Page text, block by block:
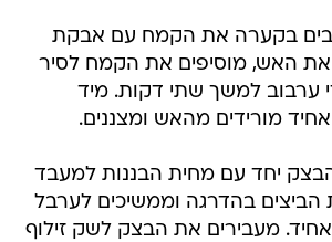
בקערה את הקמח עם אבקת
את האש, מוסיפים את הקמח לסיר
ערבוב למשך שתי דקות. מיד
מורידים מהאש ומצננים.
יחד עם מחית הבננות למעבד
הביצים בהדרגה וממשיכים לערבל
מעבירים את הבצק לשק זילוף